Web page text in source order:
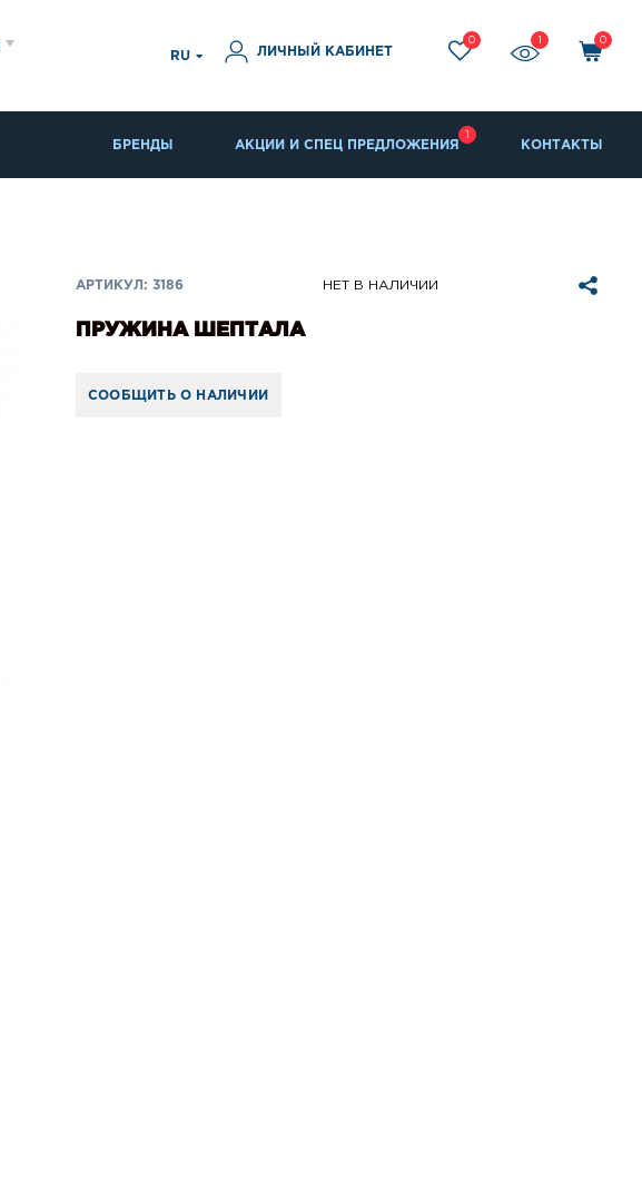
RU ЛИЧНЫЙ КАБИНЕТ
0 0
БРЕНДЫ АКЦИИ И СПЕЦ ПРЕДЛОЖЕНИЯ КОНТАКТЫ
АРТИКУЛ: 3186 НЕТ В НАЛИЧИИ
ПРУЖИНА ШЕПТАЛА
СООБЩИТЬ О НАЛИЧИИ